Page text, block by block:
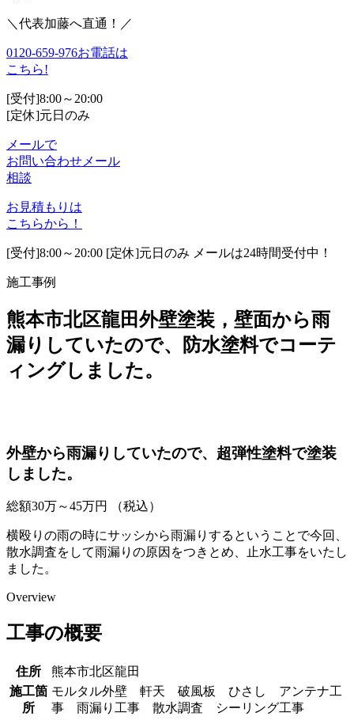
＼代表加藤へ直通！／
0120-659-976お電話は
こちら!
[受付]8:00～20:00
[定休]元日のみ
メールで
お問い合わせ メール
相談
お見積もりは
こちらから！
[受付]8:00～20:00 [定休]元日のみ メールは24時間受付中！
施工事例
熊本市北区龍田外壁塗装，壁面から雨
漏りしていたので、防水塗料でコーテ
ィングしました。
外壁から雨漏りしていたので、超弾性塗料で塗装
しました。
総額30万～45万円 （税込）
横殴りの雨の時にサッシから雨漏りするということで今回、
散水調査をして雨漏りの原因をつきとめ、止水工事をいたし
ました。
Overview
工事の概要
住所
熊本市北区龍田
施工箇
所
モルタル外壁 軒天 破風板 ひさし アンテナ工
事 雨漏り工事 散水調査 シーリング工事